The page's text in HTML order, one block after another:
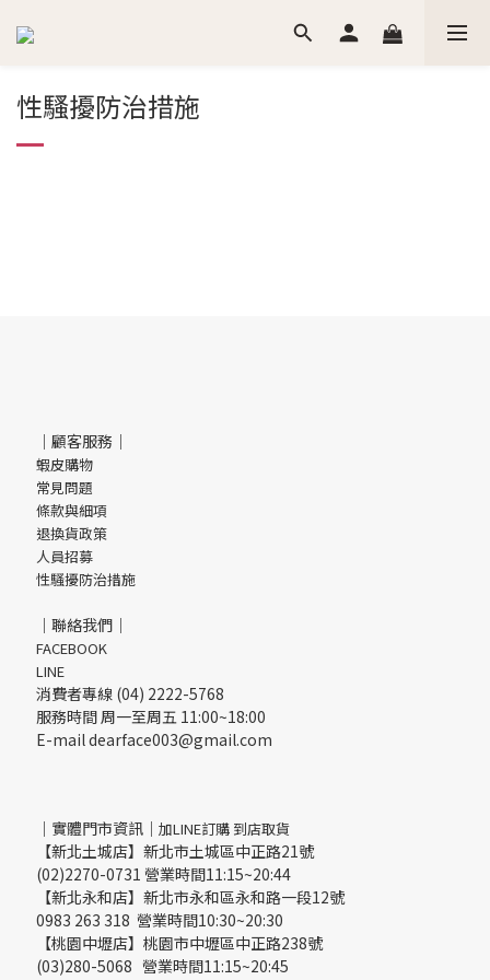
性騷擾防治措施
｜顧客服務｜
蝦皮購物
常見問題
條款與細項
退換貨政策
人員招募
性騷擾防治措施
｜聯絡我們｜
FACEBOOK
LINE
消費者專線 (04) 2222-5768
服務時間 周一至周五 11:00~18:00
E-mail dearface003@gmail.com
｜實體門市資訊｜ 加LINE訂購 到店取貨
【新北土城店】新北市土城區中正路21號
(02)2270-0731 營業時間11:15~20:44
【新北永和店】新北市永和區永和路一段12號
0983 263 318 營業時間10:30~20:30
【桃園中壢店】桃園市中壢區中正路238號
(03)280-5068 營業時間11:15~20:45